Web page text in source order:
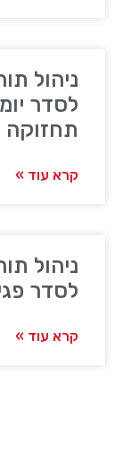
ניהול
לסדר
תחזוקה
קרא עוד »
ניהול
לסדר
קרא עוד »